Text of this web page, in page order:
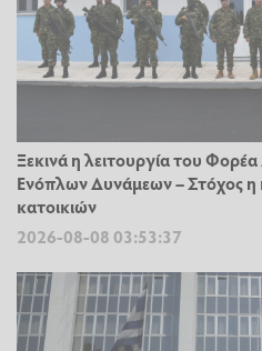
Ξεκινά η λειτουργία του
Ενόπλων Δυνάμεων – Στόχος
κατοικιών
2026-08-08 03:53:37